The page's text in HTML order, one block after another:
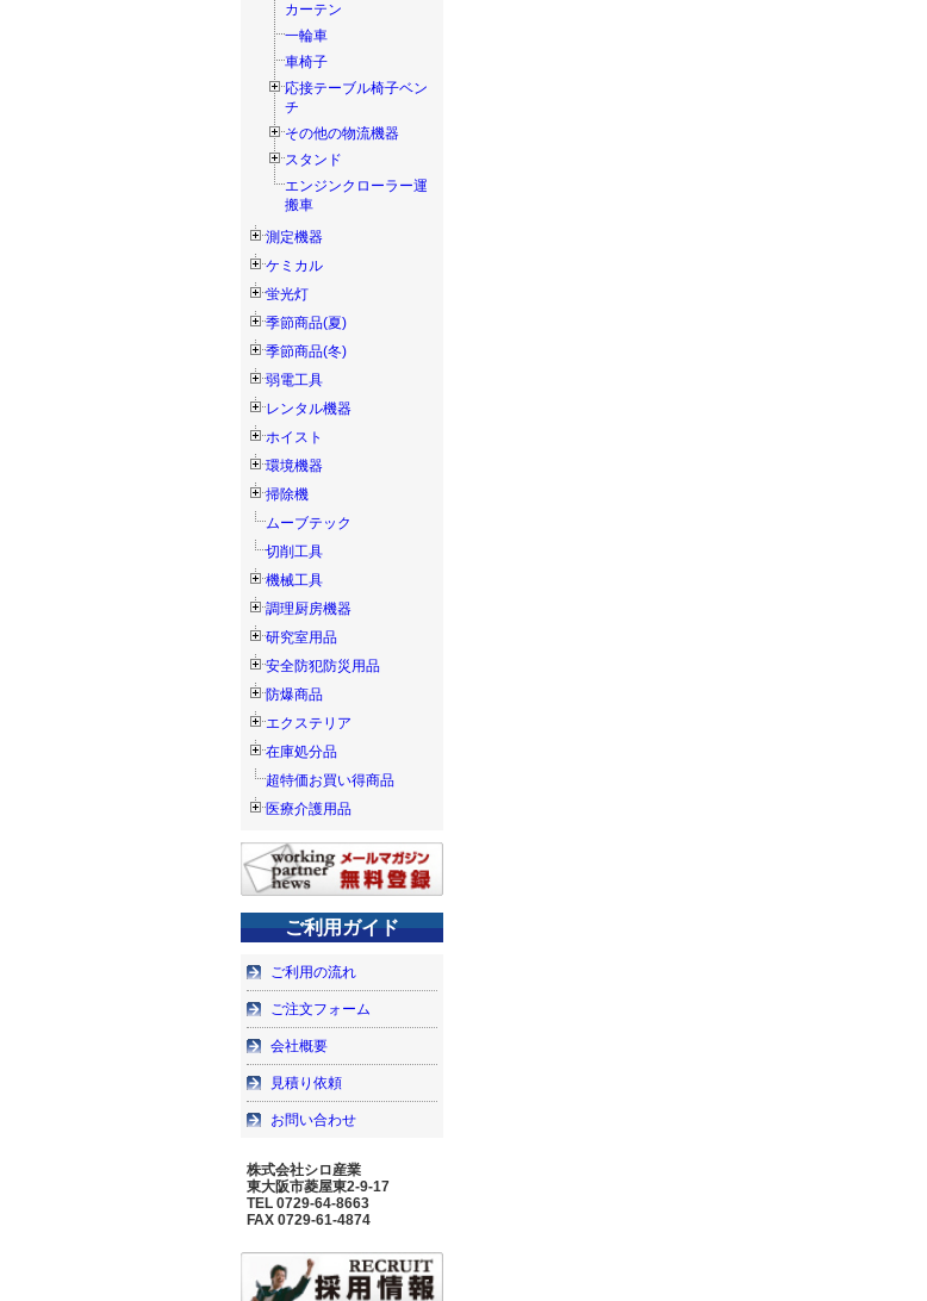
カーテン
一輪車
車椅子
応接テーブル椅子ベン
チ
その他の物流機器
スタンド
エンジンクローラー運
搬車
測定機器
ケミカル
蛍光灯
季節商品(夏)
季節商品(冬)
弱電工具
レンタル機器
ホイスト
環境機器
掃除機
ムーブテック
切削工具
機械工具
調理厨房機器
研究室用品
安全防犯防災用品
防爆商品
エクステリア
在庫処分品
超特価お買い得商品
医療介護用品
ご利用ガイド
ご利用の流れ
ご注文フォーム
会社概要
見積り依頼
お問い合わせ
株式会社シロ産業
東大阪市菱屋東2-9-17
TEL 0729-64-8663
FAX 0729-61-4874